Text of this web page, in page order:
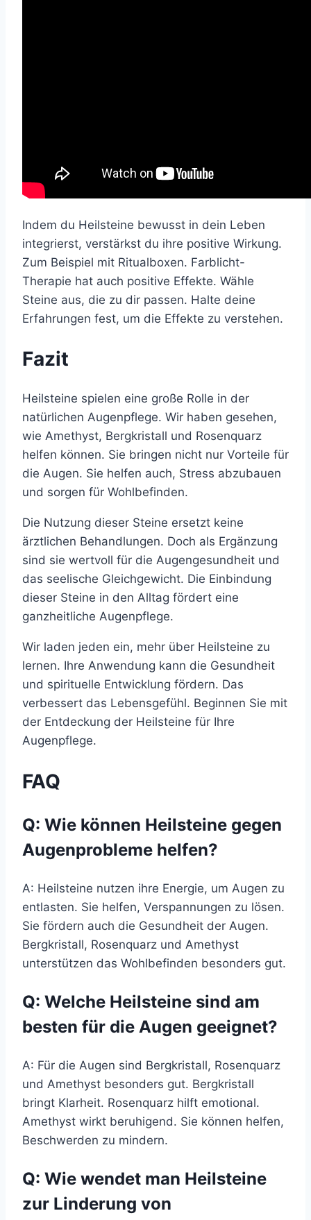
Indem du Heilsteine bewusst in dein Leben
integrierst, verstärkst du ihre positive Wirkung.
Zum Beispiel mit Ritualboxen. Farblicht-
Therapie hat auch positive Effekte. Wähle
Steine aus, die zu dir passen. Halte deine
Erfahrungen fest, um die Effekte zu verstehen.
Fazit
Heilsteine spielen eine große Rolle in der
natürlichen Augenpflege. Wir haben gesehen,
wie Amethyst, Bergkristall und Rosenquarz
helfen können. Sie bringen nicht nur Vorteile für
die Augen. Sie helfen auch, Stress abzubauen
und sorgen für Wohlbefinden.
Die Nutzung dieser Steine ersetzt keine
ärztlichen Behandlungen. Doch als Ergänzung
sind sie wertvoll für die Augengesundheit und
das seelische Gleichgewicht. Die Einbindung
dieser Steine in den Alltag fördert eine
ganzheitliche Augenpflege.
Wir laden jeden ein, mehr über Heilsteine zu
lernen. Ihre Anwendung kann die Gesundheit
und spirituelle Entwicklung fördern. Das
verbessert das Lebensgefühl. Beginnen Sie mit
der Entdeckung der Heilsteine für Ihre
Augenpflege.
FAQ
Q: Wie können Heilsteine gegen
Augenprobleme helfen?
A: Heilsteine nutzen ihre Energie, um Augen zu
entlasten. Sie helfen, Verspannungen zu lösen.
Sie fördern auch die Gesundheit der Augen.
Bergkristall, Rosenquarz und Amethyst
unterstützen das Wohlbefinden besonders gut.
Q: Welche Heilsteine sind am
besten für die Augen geeignet?
A: Für die Augen sind Bergkristall, Rosenquarz
und Amethyst besonders gut. Bergkristall
bringt Klarheit. Rosenquarz hilft emotional.
Amethyst wirkt beruhigend. Sie können helfen,
Beschwerden zu mindern.
Q: Wie wendet man Heilsteine
zur Linderung von